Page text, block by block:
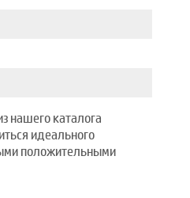
нашего каталога
идеального
положительными